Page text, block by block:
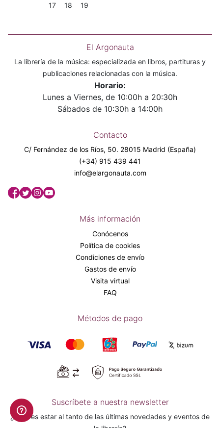
17
18 19
El Argonauta
La librería de la música: especializada en libros, partituras y
publicaciones relacionadas con la música.
Horario:
Lunes a Viernes, de 10:00h a 20:30h
Sábados de 10:30h a 14:00h
Contacto
C/ Fernández de los Ríos, 50. 28015 Madrid (España)
(+34) 915 439 441
info@elargonauta.com
Más información
Conócenos
Política de cookies
Condiciones de envío
Gastos de envío
Visita virtual
FAQ
Métodos de pago
Suscríbete a nuestra newsletter
¿Quieres estar al tanto de las últimas novedades y eventos de